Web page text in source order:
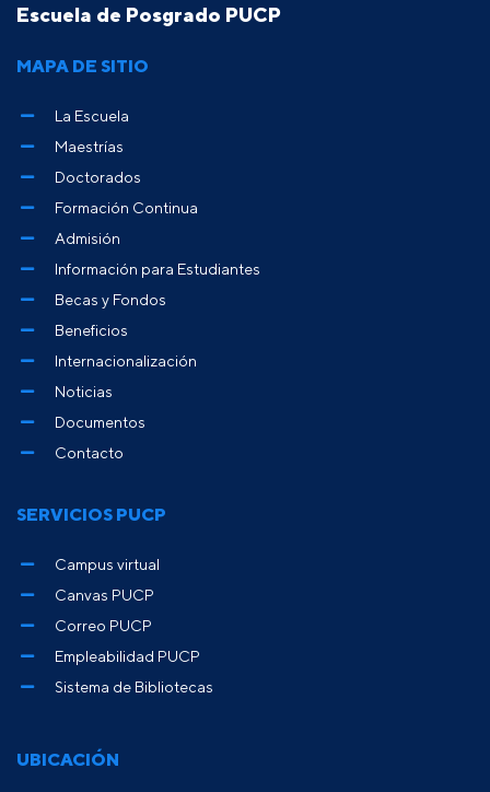
Escuela de Posgrado PUCP
UBICACIÓN
MAPA DE SITIO
La Escuela
Maestrías
Doctorados
Formación Continua
Admisión
Información para Estudiantes
Becas y Fondos
Beneficios
Internacionalización
Noticias
Documentos
Contacto
SERVICIOS PUCP
Campus virtual
Canvas PUCP
Correo PUCP
Empleabilidad PUCP
Sistema de Bibliotecas